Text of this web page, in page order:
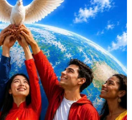
dạy học trực tuyến
COVID-19